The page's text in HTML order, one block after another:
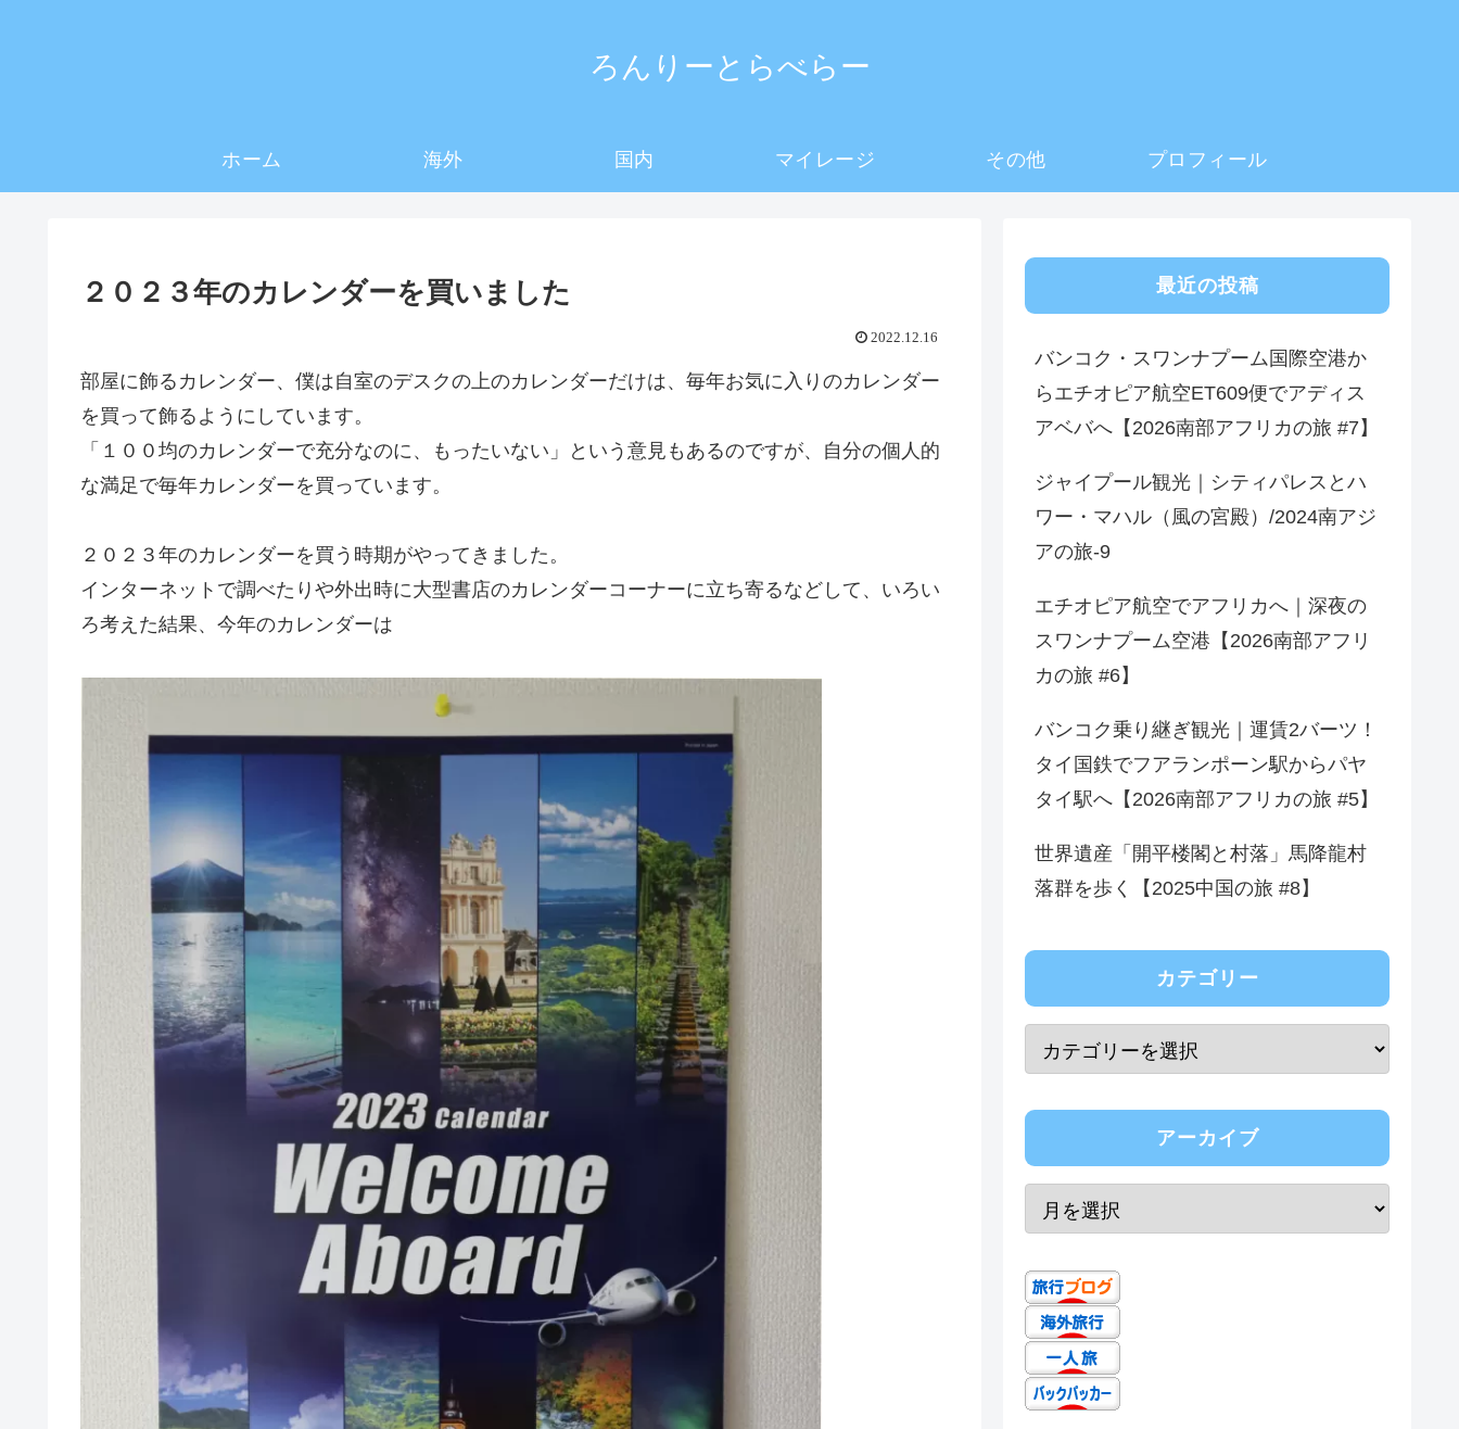
ろんりーとらべらー
ホーム 海外 国内 マイレージ その他 プロフィール
２０２３年のカレンダーを買いました
2022.12.16
部屋に飾るカレンダー、僕は自室のデスクの上のカレンダーだけは、毎年お気に入りのカレンダー
を買って飾るようにしています。
「１００均のカレンダーで充分なのに、もったいない」という意見もあるのですが、自分の個人的
な満足で毎年カレンダーを買っています。
２０２３年のカレンダーを買う時期がやってきました。
インターネットで調べたりや外出時に大型書店のカレンダーコーナーに立ち寄るなどして、いろい
ろ考えた結果、今年のカレンダーは
最近の投稿
バンコク・スワンナプーム国際空港か
らエチオピア航空ET609便でアディス
アベバへ【2026南部アフリカの旅 #7】
ジャイプール観光｜シティパレスとハ
ワー・マハル（風の宮殿）/2024南アジ
アの旅-9
エチオピア航空でアフリカへ｜深夜の
スワンナプーム空港【2026南部アフリ
カの旅 #6】
バンコク乗り継ぎ観光｜運賃2バーツ！
タイ国鉄でフアランポーン駅からパヤ
タイ駅へ【2026南部アフリカの旅 #5】
世界遺産「開平楼閣と村落」馬降龍村
落群を歩く【2025中国の旅 #8】
カテゴリー
アーカイブ